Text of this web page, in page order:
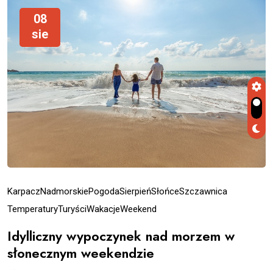
08
sie
KarpaczNadmorskiePogodaSierpieńSłońceSzczawnica
TemperaturyTuryściWakacjeWeekend
Idylliczny wypoczynek nad morzem w
słonecznym weekendzie